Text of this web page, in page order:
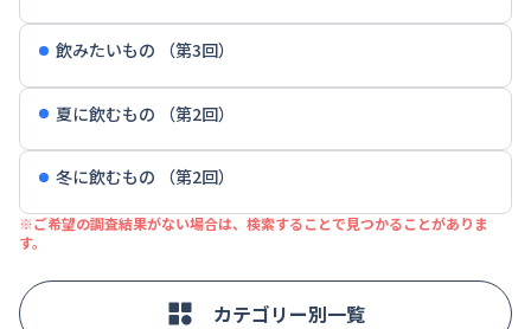
飲みたいもの （第3回）
夏に飲むもの （第2回）
冬に飲むもの （第2回）
※ご希望の調査結果がない場合は、検索することで見つかることがありま
す。
カテゴリー別一覧